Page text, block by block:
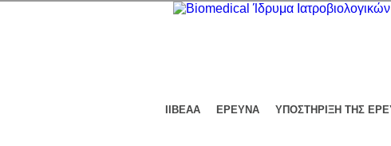
ΙΙΒΕΑΑ ΕΡΕΥΝΑ ΥΠΟΣΤΗΡΙΞΗ ΤΗΣ